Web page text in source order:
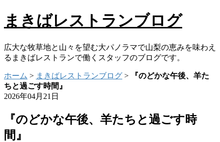
まきばレストランブログ
広大な牧草地と山々を望む大パノラマで山梨の恵みを味わえ
るまきばレストランで働くスタッフのブログです。
ホーム > まきばレストランブログ >
『のどかな午後、羊た
ちと過ごす時間』
2026年04月21日
『のどかな午後、羊たちと過ごす時
間』